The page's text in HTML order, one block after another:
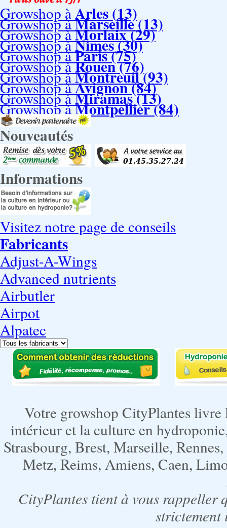
Growshop àArles (13)
Growshop àMarseille (13)
Growshop àMorlaix (29)
Growshop àNimes (30)
Growshop àParis (75)
Growshop àRouen (76)
Growshop àMontreuil (93)
Growshop àAvignon (84)
Growshop àMiramas (13)
Growshop àMontpellier (84)
Nouveautés
Informations
Visitez notre page de conseils
Fabricants
Adjust-A-Wings
Advanced nutrients
Airbutler
Airpot
Alpatec
Votre growshop CityPlantes
intérieur et la culture en
Strasbourg, Brest, Marseille,
Metz, Reims, Amiens, Caen,
CityPlantes tient à vous rappeller
strictement